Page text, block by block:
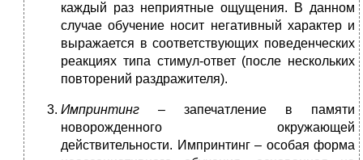
каждый раз неприятные ощущения. В данном
случае обучение носит негативный характер и
выражается в соответствующих поведенческих
реакциях типа стимул-ответ (после нескольких
повторений раздражителя).
Импринтинг – запечатление в памяти
новорожденного окружающей
действительности. Импринтинг – особая форма